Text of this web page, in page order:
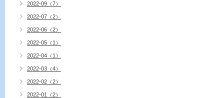
2022-09（7）
2022-07（2）
2022-06（2）
2022-05（1）
2022-04（1）
2022-03（4）
2022-02（2）
2022-01（2）